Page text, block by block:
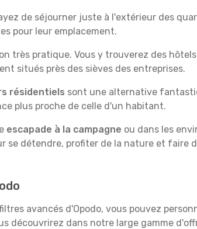
de séjourner juste à l'extérieur des
pour leur emplacement.
très pratique. Vous y trouverez des
situés près des sièves des entreprises.
résidentiels sont une alternative
plus proche de celle d'un habitant.
escapade à la campagne ou dans les
détendre, profiter de la nature et faire
avancés d'Opodo, vous pouvez
découvrirez dans notre large gamme